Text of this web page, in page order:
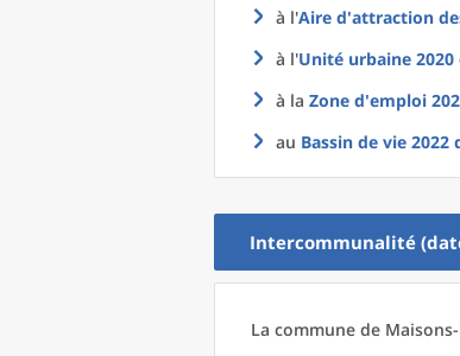
à l'Aire d'attraction
à l'Unité urbaine 2020
à la Zone d'emploi
au Bassin de vie 2022
Intercommunalité
La commune de